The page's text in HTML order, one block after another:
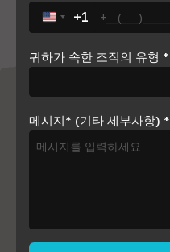
United States +1
+1
귀하가 속한 조직의 유형 *
메시지* (기타 세부사항) *